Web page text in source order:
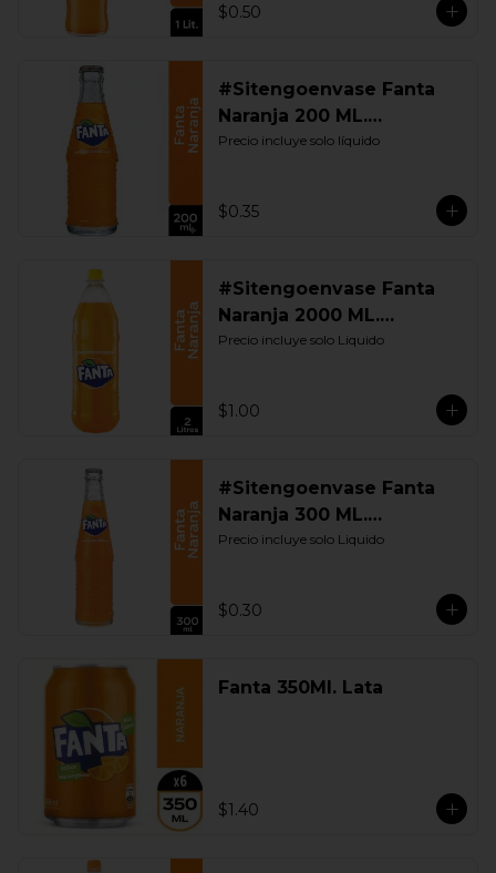
$0.50
#Sitengoenvase Fanta
Naranja 200 ML.
Retornable
Precio incluye solo líquido
$0.35
#Sitengoenvase Fanta
Naranja 2000 ML.
Retornable
Precio incluye solo Liquido
$1.00
#Sitengoenvase Fanta
Naranja 300 ML.
Retornable
Precio incluye solo Liquido
$0.30
Fanta 350Ml. Lata
$1.40